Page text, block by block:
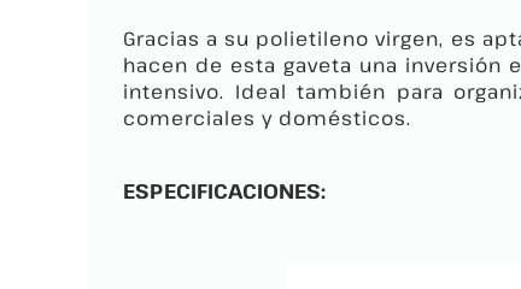
Gracias a su polietileno virgen, es
hacen de esta gaveta una inversión
intensivo. Ideal también para
comerciales y domésticos.
ESPECIFICACIONES: